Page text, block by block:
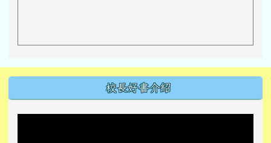
校長好書介紹